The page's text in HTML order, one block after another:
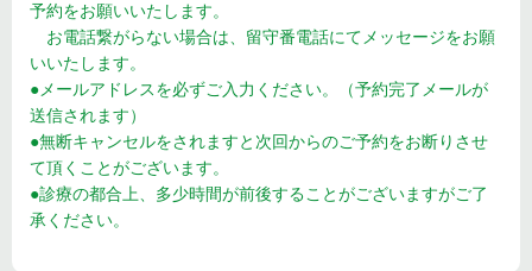
予約をお願いいたします。
お電話繋がらない場合は、留守番電話にてメッセージをお願
いいたします。
●メールアドレスを必ずご入力ください。（予約完了メールが
送信されます）
●無断キャンセルをされますと次回からのご予約をお断りさせ
て頂くことがございます。
●診療の都合上、多少時間が前後することがございますがご了
承ください。